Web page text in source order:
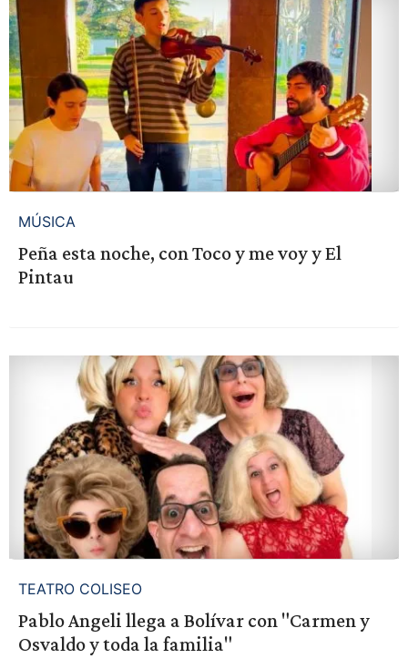
MÚSICA
Peña esta noche, con Toco y me voy y El
Pintau
TEATRO COLISEO
Pablo Angeli llega a Bolívar con "Carmen y
Osvaldo y toda la familia"